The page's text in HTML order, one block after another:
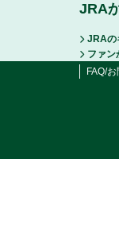
JRA
JRAの
ファン
FAQ/